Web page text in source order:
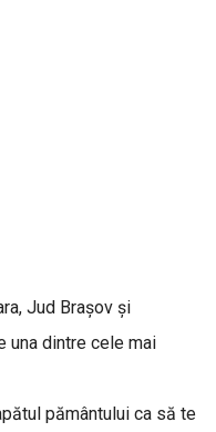
Jud Brașov și
una dintre cele mai
pământului ca să te